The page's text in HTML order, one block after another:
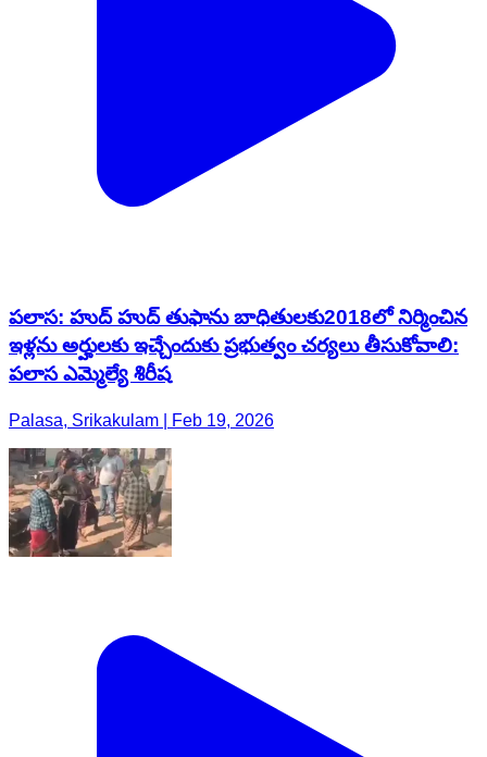
పలాస: హుద్ హుద్ తుఫాను బాధితులకు2018లో నిర్మించిన
ఇళ్లను అర్హులకు ఇచ్చేందుకు ప్రభుత్వం చర్యలు తీసుకోవాలి:
పలాస ఎమ్మెల్యే శిరీష
Palasa, Srikakulam | Feb 19, 2026